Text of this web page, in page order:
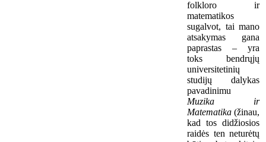
folkloro ir
matematikos
sugalvot, tai mano
atsakymas gana
paprastas – yra
toks bendrųjų
universitetinių
studijų dalykas
pavadinimu
Muzika ir
Matematika (žinau,
kad tos didžiosios
raidės ten neturėtų